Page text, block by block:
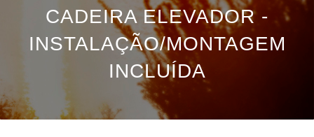
CADEIRA ELEVADOR -
INSTALAÇÃO/MONTAGEM
INCLUÍDA